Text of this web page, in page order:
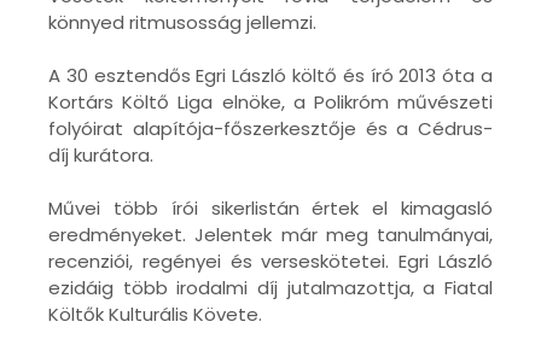
könnyed ritmusosság jellemzi.
A 30 esztendős Egri László költő és író 2013 óta a
Kortárs Költő Liga elnöke, a Polikróm művészeti
folyóirat alapítója-főszerkesztője és a Cédrus-
díj kurátora.
Művei több írói sikerlistán értek el kimagasló
eredményeket. Jelentek már meg tanulmányai,
recenziói, regényei és verseskötetei. Egri László
ezidáig több irodalmi díj jutalmazottja, a Fiatal
Költők Kulturális Követe.